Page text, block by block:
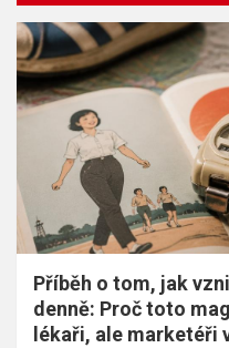
Příběh o tom, jak
denně: Proč toto
lékaři, ale marketéři